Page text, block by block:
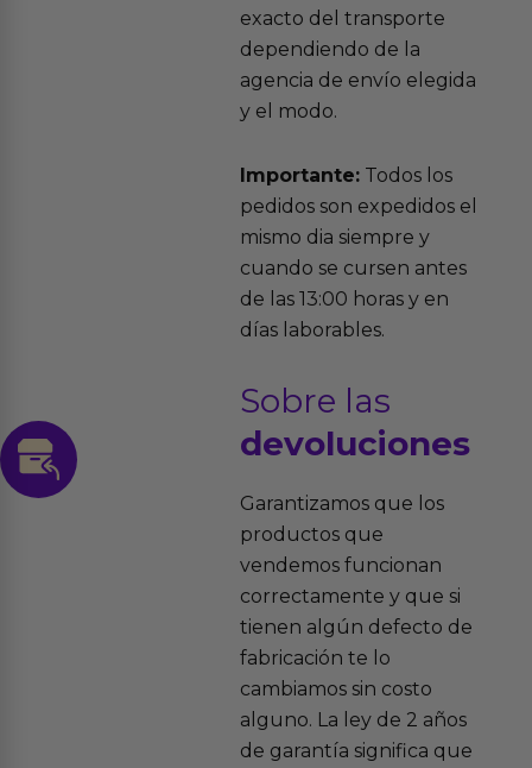
exacto del transporte
dependiendo de la
agencia de envío elegida
y el modo.
Importante:Todos los
pedidos son expedidos el
mismo dia siempre y
cuando se cursen antes
de las 13:00 horas y en
días laborables.
Sobre las
devoluciones
Garantizamos que los
productos que
vendemos funcionan
correctamente y que si
tienen algún defecto de
fabricación te lo
cambiamos sin costo
alguno. La ley de 2 años
de garantía significa que